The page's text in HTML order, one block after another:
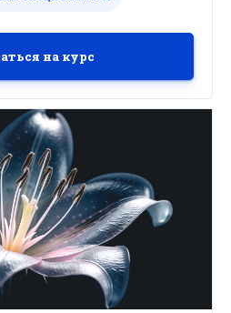
на курс